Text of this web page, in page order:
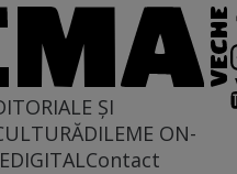
ȘI
DILEME ON-
DIGITALContact